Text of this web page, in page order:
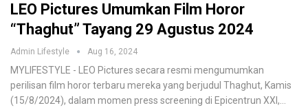
LEO Pictures Umumkan Film Horor
“Thaghut” Tayang 29 Agustus 2024
Admin Lifestyle Aug 16, 2024
MYLIFESTYLE - LEO Pictures secara resmi mengumumkan
perilisan film horor terbaru mereka yang berjudul Thaghut, Kamis
(15/8/2024), dalam momen press screening di Epicentrun XXI,…